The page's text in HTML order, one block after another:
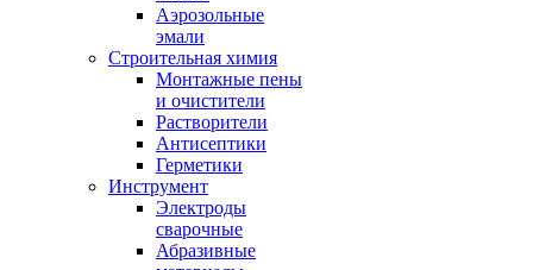
Аэрозольные
эмали
Строительная химия
Монтажные пены
и очистители
Растворители
Антисептики
Герметики
Инструмент
Электроды
сварочные
Абразивные